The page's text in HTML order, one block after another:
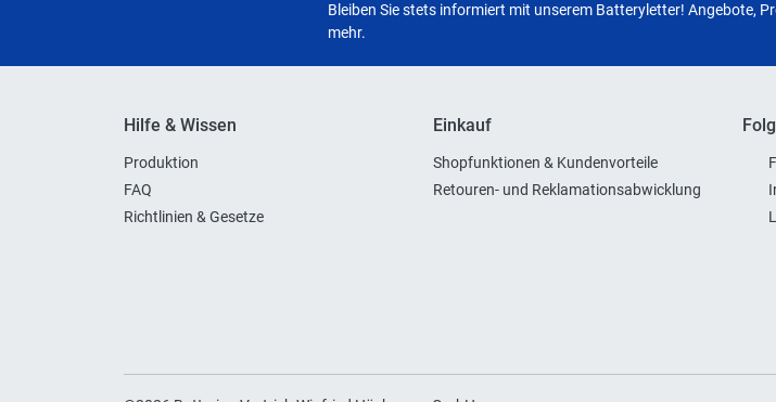
Bleiben Sie stets informiert mit unserem Batteryletter! Angebote,
mehr.
Hilfe & Wissen
Produktion
FAQ
Richtlinien & Gesetze
Einkauf
Shopfunktionen & Kundenvorteile
Retouren- und Reklamationsabwicklung